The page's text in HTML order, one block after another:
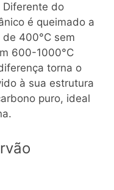
Diferente do
é queimado a
400°C sem
600-1000°C
torna o
à sua estrutura
puro, ideal